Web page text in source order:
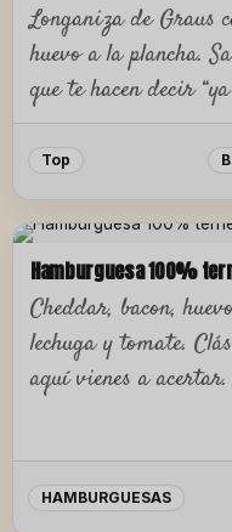
Longaniza de Graus
huevo a la plancha.
que te hacen decir
Top
Hamburguesa 100%
Cheddar, bacon,
lechuga y tomate.
aquí vienes a acertar.
HAMBURGUESAS